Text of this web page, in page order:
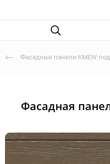
Фасадные панели KMEW
Фасадная